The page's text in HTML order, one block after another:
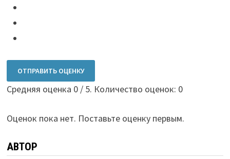
ОТПРАВИТЬ ОЦЕНКУ
Средняя оценка 0/ 5. Количество оценок: 0
Оценок пока нет. Поставьте оценку первым.
АВТОР